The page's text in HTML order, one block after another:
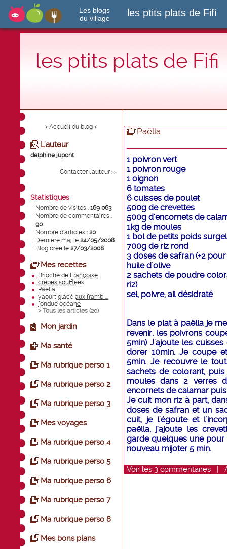
Les blogs
du village
les ptits plats de Fifi
les ptits plats de Fifi
> Accueil du blog <
L'auteur
delphine jupont
Contacter l'auteur >>
Statistiques
Nombre de visites : 169 063
Nombre de commentaires :
90
Nombre d'articles : 20
Dernière màj le 24/05/2008
Blog créé le 27/03/2008
Mes recettes
Brioche de Françoise
crêpes soufflées
Paëlla
yaourt glacé aux framb ...
fondue océane
> Tous les articles (20)
Mon jardin
Ma santé
Ma rubrique perso 1
Ma rubrique perso 2
Ma rubrique perso 3
Mes voyages
Ma rubrique perso 4
Ma rubrique perso 5
Ma rubrique perso 6
Ma rubrique perso 7
Ma rubrique perso 8
Mes bons plans
Paëlla
1 poivron vert
1 poivron rouge
1 oignon
6 tomates
6 cuisses de poulet
500g de crevettes
500g d'encornets de
1kg de moules
1 bol de petits poids
700g de riz rond
3 doses de safran (+2
huile d'olive
2 sachets de poudre
riz)
sel, poivre, ail désidraté
Dans le plat à paëlla je
revenir, les poivrons
5min) J'ajoute les
dorer 10min. Je coupe
5min. Je recouvre le
sachets de colorant,
moules dans 2 verres
encornets de calamar
Je cuit mon riz à part,
doses de safran et un
cuit, je l'égoute et
paëlla, j'ajoute les
garde quelques une
nouveau mijoter 5 min.
Voir les 3 commentaires |